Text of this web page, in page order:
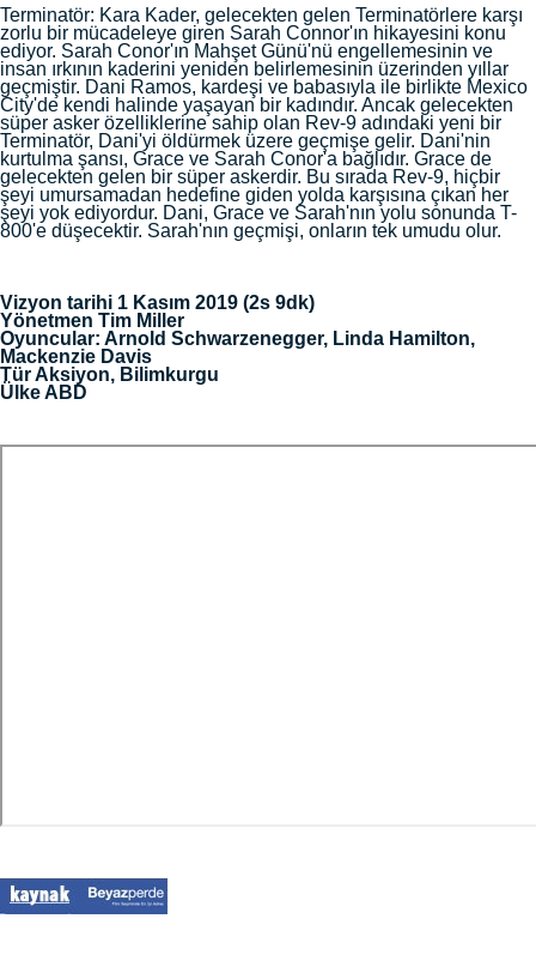
Terminatör: Kara Kader, gelecekten gelen Terminatörlere karşı
zorlu bir mücadeleye giren Sarah Connor'ın hikayesini konu
ediyor. Sarah Conor'ın Mahşet Günü'nü engellemesinin ve
insan ırkının kaderini yeniden belirlemesinin üzerinden yıllar
geçmiştir. Dani Ramos, kardeşi ve babasıyla ile birlikte Mexico
City'de kendi halinde yaşayan bir kadındır. Ancak gelecekten
süper asker özelliklerine sahip olan Rev-9 adındaki yeni bir
Terminatör, Dani'yi öldürmek üzere geçmişe gelir. Dani'nin
kurtulma şansı, Grace ve Sarah Conor'a bağlıdır. Grace de
gelecekten gelen bir süper askerdir. Bu sırada Rev-9, hiçbir
şeyi umursamadan hedefine giden yolda karşısına çıkan her
şeyi yok ediyordur. Dani, Grace ve Sarah'nın yolu sonunda T-
800'e düşecektir. Sarah'nın geçmişi, onların tek umudu olur.
Vizyon tarihi 1 Kasım 2019 (2s 9dk)
Yönetmen Tim Miller
Oyuncular: Arnold Schwarzenegger, Linda Hamilton,
Mackenzie Davis
Tür Aksiyon, Bilimkurgu
Ülke ABD